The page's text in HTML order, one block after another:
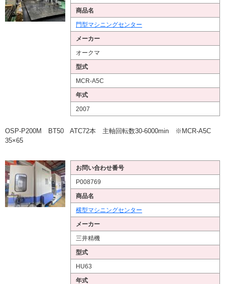
商品名
門型マシニングセンター
メーカー
オークマ
型式
MCR-A5C
年式
2007
OSP-P200M BT50 ATC72本 主軸回転数30-6000min ※MCR-A5C
35×65
お問い合わせ番号
P008769
商品名
横型マシニングセンター
メーカー
三井精機
型式
HU63
年式